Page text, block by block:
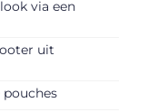
via een
uit